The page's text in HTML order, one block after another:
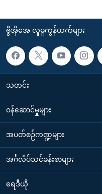
ဗွီအိုအေ လူမှုကွန်ယက်များ
သတင်း
၀န်ဆောင်မှုများ
အပတ်စဉ်ကဏ္ဍများ
အင်္ဂလိပ်သင်ခန်းစာများ
ရေဒီယို